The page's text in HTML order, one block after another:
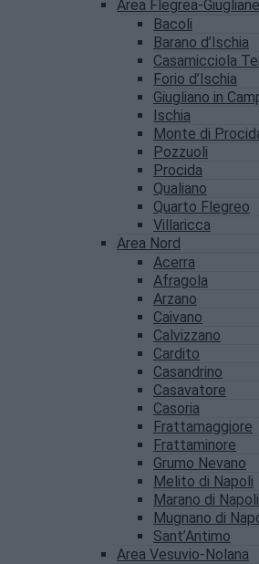
Area Flegrea-
Bacoli
Barano d’Ischia
Casamicciola
Forio d’Ischia
Giugliano in
Ischia
Monte di
Pozzuoli
Procida
Qualiano
Quarto Flegreo
Villaricca
Area Nord
Acerra
Afragola
Arzano
Caivano
Calvizzano
Cardito
Casandrino
Casavatore
Casoria
Frattamaggiore
Frattaminore
Grumo Nevano
Melito di Napoli
Marano di Napoli
Mugnano di
Sant’Antimo
Area Vesuvio-Nolana